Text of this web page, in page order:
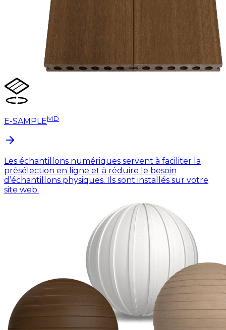
E-SAMPLEMD
Les échantillons numériques servent à faciliter la
présélection en ligne et à réduire le besoin
d’échantillons physiques. Ils sont installés sur votre
site web.